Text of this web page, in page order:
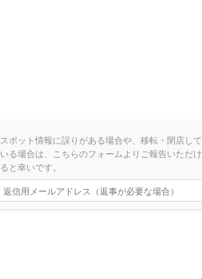
スポット情報に誤りがある場合や、移転・閉店して
いる場合は、こちらのフォームよりご報告いただけ
ると幸いです。